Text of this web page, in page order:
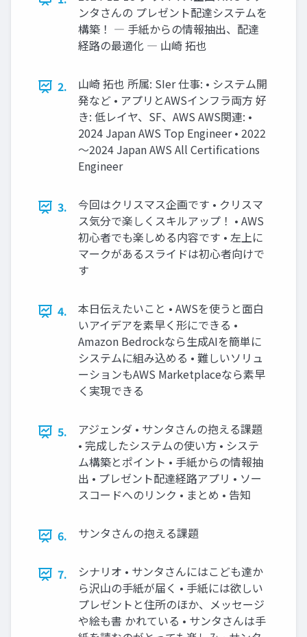
ンタさんの プレゼント配達システムを
構築！ ― 手紙からの情報抽出、配達
経路の最適化 ― 山崎 拓也
2.
山崎 拓也 所属: SIer 仕事: • システム開
発など • アプリとAWSインフラ両方 好
き: 低レイヤ、SF、AWS AWS関連: •
2024 Japan AWS Top Engineer • 2022
～2024 Japan AWS All Certifications
Engineer
3.
今回はクリスマス企画です • クリスマ
ス気分で楽しくスキルアップ！ • AWS
初心者でも楽しめる内容です • 左上に
マークがあるスライドは初心者向けで
す
4.
本日伝えたいこと • AWSを使うと面白
いアイデアを素早く形にできる •
Amazon Bedrockなら生成AIを簡単に
システムに組み込める • 難しいソリュ
ーションもAWS Marketplaceなら素早
く実現できる
5.
アジェンダ • サンタさんの抱える課題
• 完成したシステムの使い方 • システ
ム構築とポイント • 手紙からの情報抽
出 • プレゼント配達経路アプリ • ソー
スコードへのリンク • まとめ • 告知
6. サンタさんの抱える課題
7.
シナリオ • サンタさんにはこども達か
ら沢山の手紙が届く • 手紙には欲しい
プレゼントと住所のほか、メッセージ
や絵も書 かれている • サンタさんは手